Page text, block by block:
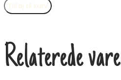
Tilføj til kurv
Relaterede